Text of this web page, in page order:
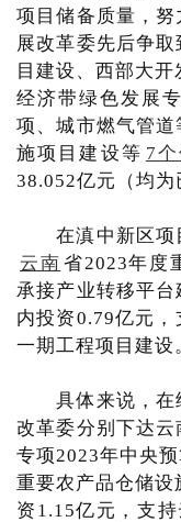
项目储备质量，
展改革委先后争
目建设、西部大
经济带绿色发展
项、城市燃气管
施项目建设等 7
38.052亿元（均为
在滇中新区项
云南 省2023年度
承接产业转移平
内投资0.79亿元
一期工程项目建设
具体来说，在
改革委分别下达
专项2023年中央
重要农产品仓储设
资1.15亿元，支